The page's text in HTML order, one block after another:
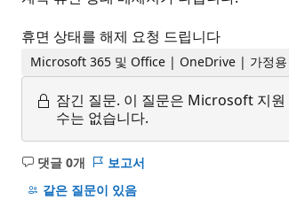
휴면 상태를 해제 요청 드립니다
Microsoft 365 및 Office | OneDrive | 가정
잠긴 질문. 이 질문은 Microsoft 지원
수는 없습니다.
댓글 0개
설
명
보고서
같은 질문이 있음